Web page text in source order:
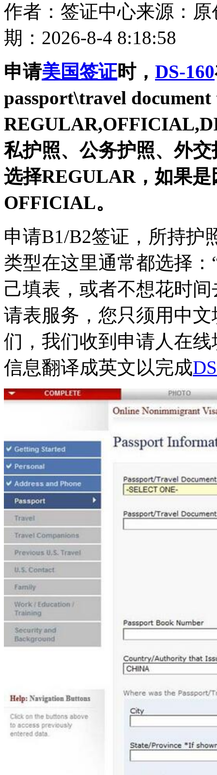
作者：签证中心来源：原
期：2026-8-4 8:18:58
申请美国签证时， DS-160
passport\travel document
私护照、公务护照、外
选择REGULAR，如果
OFFICIAL。
申请B1/B2签证，所持护
类型在这里通常都选择
己填表，或者不想花时
请表服务，您只须用中
们，我们收到申请人在
信息翻译成英文以完成